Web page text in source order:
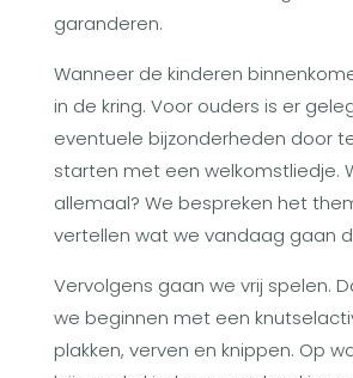
garanderen.
Wanneer de kinderen
in de kring. Voor ouders is er
eventuele bijzonderheden door
starten met een welkomstliedje.
allemaal? We bespreken het
vertellen wat we vandaag gaan
Vervolgens gaan we vrij spelen.
we beginnen met een
plakken, verven en knippen. Op